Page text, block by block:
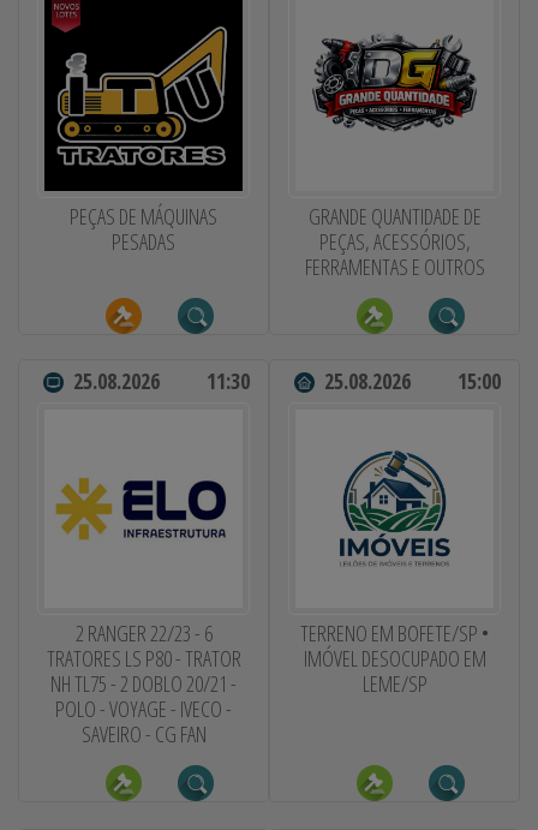
PEÇAS DE MÁQUINAS
PESADAS
GRANDE QUANTIDADE DE
PEÇAS, ACESSÓRIOS,
FERRAMENTAS E OUTROS
25.08.2026 11:30
2 RANGER 22/23 - 6
TRATORES LS P80 - TRATOR
NH TL75 - 2 DOBLO 20/21 -
POLO - VOYAGE - IVECO -
SAVEIRO - CG FAN
25.08.2026 15:00
TERRENO EM BOFETE/SP •
IMÓVEL DESOCUPADO EM
LEME/SP